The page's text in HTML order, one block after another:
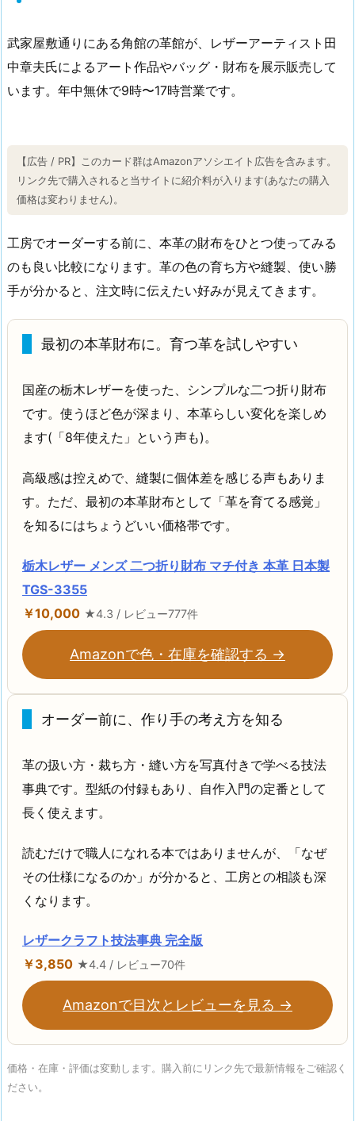
武家屋敷通りにある角館の革館が、レザーアーティスト田
中章夫氏によるアート作品やバッグ・財布を展示販売して
います。年中無休で9時〜17時営業です。
【広告 / PR】このカード群はAmazonアソシエイト広告を含みます。
リンク先で購入されると当サイトに紹介料が入ります(あなたの購入
価格は変わりません)。
工房でオーダーする前に、本革の財布をひとつ使ってみる
のも良い比較になります。革の色の育ち方や縫製、使い勝
手が分かると、注文時に伝えたい好みが見えてきます。
最初の本革財布に。育つ革を試しやすい
国産の栃木レザーを使った、シンプルな二つ折り財布
です。使うほど色が深まり、本革らしい変化を楽しめ
ます(「8年使えた」という声も)。
高級感は控えめで、縫製に個体差を感じる声もありま
す。ただ、最初の本革財布として「革を育てる感覚」
を知るにはちょうどいい価格帯です。
栃木レザー メンズ 二つ折り財布 マチ付き 本革 日本製
TGS-3355
￥10,000 ★4.3 / レビュー777件
Amazonで色・在庫を確認する →
オーダー前に、作り手の考え方を知る
革の扱い方・裁ち方・縫い方を写真付きで学べる技法
事典です。型紙の付録もあり、自作入門の定番として
長く使えます。
読むだけで職人になれる本ではありませんが、「なぜ
その仕様になるのか」が分かると、工房との相談も深
くなります。
レザークラフト技法事典 完全版
￥3,850 ★4.4 / レビュー70件
Amazonで目次とレビューを見る →
価格・在庫・評価は変動します。購入前にリンク先で最新情報をご確認く
ださい。